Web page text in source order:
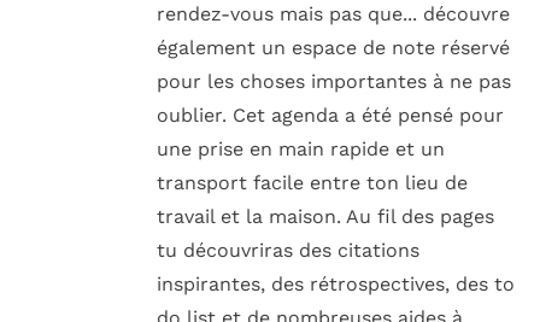
rendez-vous mais pas que... découvre
également un espace de note réservé
pour les choses importantes à ne pas
oublier. Cet agenda a été pensé pour
une prise en main rapide et un
transport facile entre ton lieu de
travail et la maison. Au fil des pages
tu découvriras des citations
inspirantes, des rétrospectives, des to
do list et de nombreuses aides à